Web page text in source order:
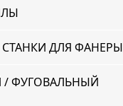
СТАНКИ ДЛЯ ФАНЕРЫ
ФУГОВАЛЬНЫЙ